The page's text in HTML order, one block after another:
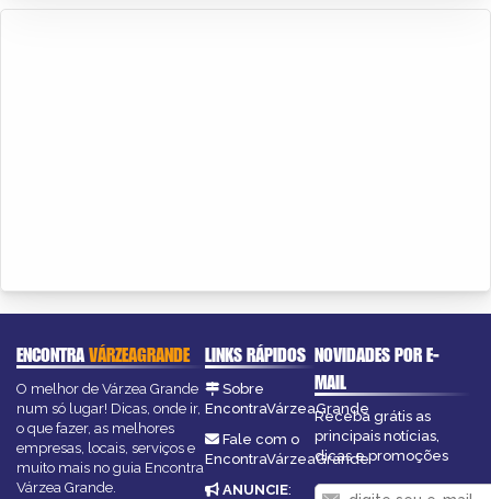
ENCONTRAVÁRZEAGRANDE
O melhor de Várzea Grande
num só lugar! Dicas, onde ir,
o que fazer, as melhores
empresas, locais, serviços e
muito mais no guia Encontra
Várzea Grande.
LINKS RÁPIDOS
Sobre
EncontraVárzeaGrande
Fale com o
EncontraVárzeaGrande
ANUNCIE:
NOVIDADES POR E-
MAIL
Receba grátis as
principais notícias,
dicas e promoções